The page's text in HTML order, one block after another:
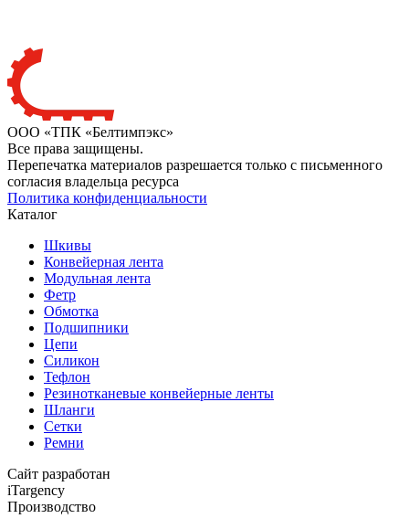
ООО «ТПК «Белтимпэкс»
Все права защищены.
Перепечатка материалов разрешается только с письменного
согласия владельца ресурса
Политика конфиденциальности
Каталог
Шкивы
Конвейерная лента
Модульная лента
Фетр
Обмотка
Подшипники
Цепи
Силикон
Тефлон
Резинотканевые конвейерные ленты
Шланги
Сетки
Ремни
Сайт разработан
iTargency
Производство